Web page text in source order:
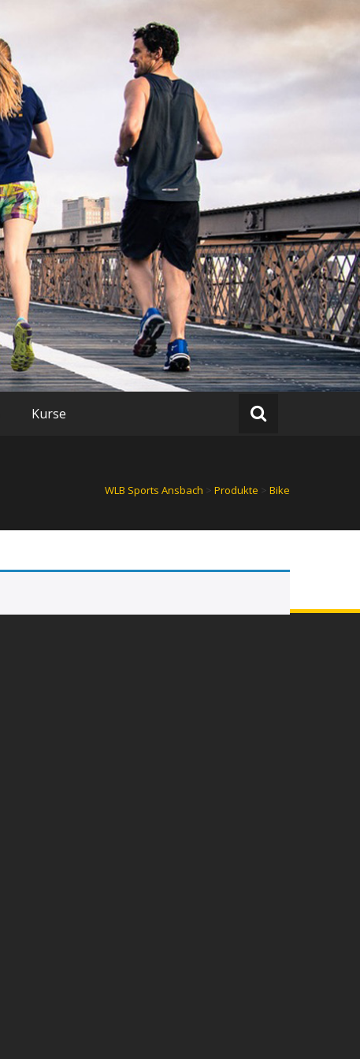
Kurse
WLB Sports Ansbach > Produkte > Bike